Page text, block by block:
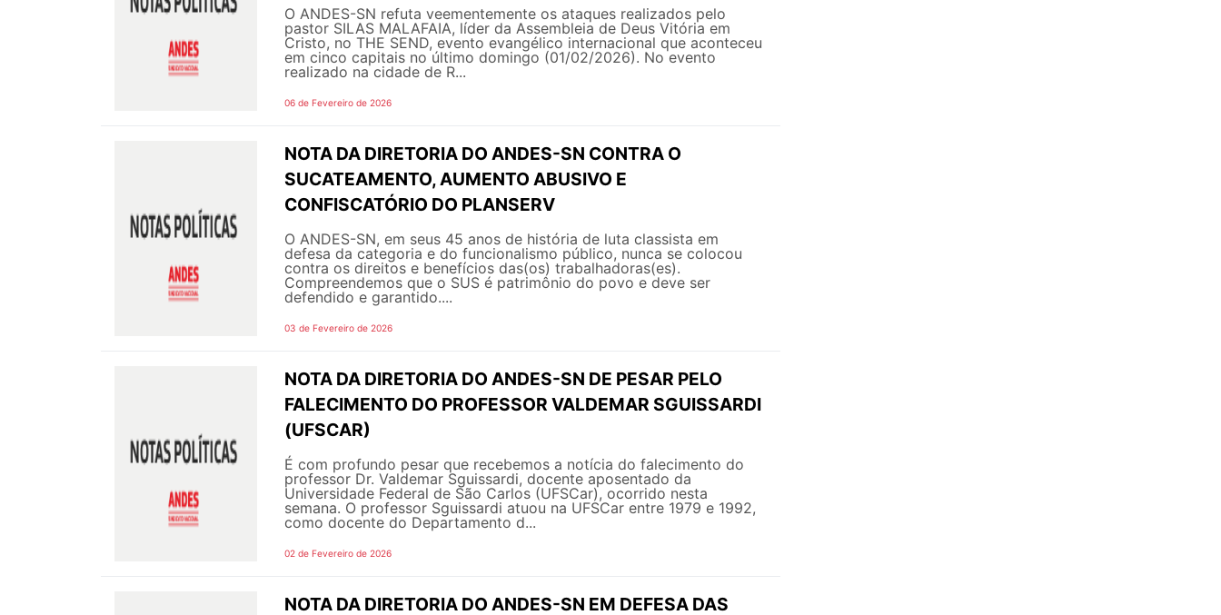
O ANDES-SN refuta veementemente os ataques realizados pelo
pastor SILAS MALAFAIA, líder da Assembleia de Deus Vitória em
Cristo, no THE SEND, evento evangélico internacional que aconteceu
em cinco capitais no último domingo (01/02/2026). No evento
realizado na cidade de R...
06 de Fevereiro de 2026
NOTA DA DIRETORIA DO ANDES-SN CONTRA O
SUCATEAMENTO, AUMENTO ABUSIVO E
CONFISCATÓRIO DO PLANSERV
O ANDES-SN, em seus 45 anos de história de luta classista em
defesa da categoria e do funcionalismo público, nunca se colocou
contra os direitos e benefícios das(os) trabalhadoras(es).
Compreendemos que o SUS é patrimônio do povo e deve ser
defendido e garantido....
03 de Fevereiro de 2026
NOTA DA DIRETORIA DO ANDES-SN DE PESAR PELO
FALECIMENTO DO PROFESSOR VALDEMAR SGUISSARDI
(UFSCAR)
É com profundo pesar que recebemos a notícia do falecimento do
professor Dr. Valdemar Sguissardi, docente aposentado da
Universidade Federal de São Carlos (UFSCar), ocorrido nesta
semana. O professor Sguissardi atuou na UFSCar entre 1979 e 1992,
como docente do Departamento d...
02 de Fevereiro de 2026
NOTA DA DIRETORIA DO ANDES-SN EM DEFESA DAS